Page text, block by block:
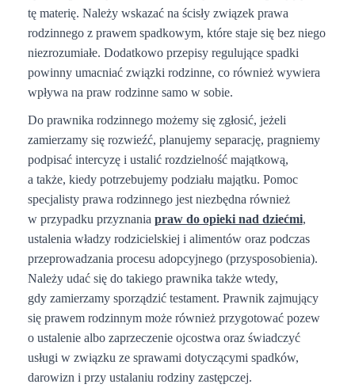
tę materię. Należy wskazać na ścisły związek prawa
rodzinnego z prawem spadkowym, które staje się bez niego
niezrozumiałe. Dodatkowo przepisy regulujące spadki
powinny umacniać związki rodzinne, co również wywiera
wpływa na praw rodzinne samo w sobie.
Do prawnika rodzinnego możemy się zgłosić, jeżeli
zamierzamy się rozwieźć, planujemy separację, pragniemy
podpisać intercyzę i ustalić rozdzielność majątkową,
a także, kiedy potrzebujemy podziału majątku. Pomoc
specjalisty prawa rodzinnego jest niezbędna również
w przypadku przyznania praw do opieki nad dziećmi,
ustalenia władzy rodzicielskiej i alimentów oraz podczas
przeprowadzania procesu adopcyjnego (przysposobienia).
Należy udać się do takiego prawnika także wtedy,
gdy zamierzamy sporządzić testament. Prawnik zajmujący
się prawem rodzinnym może również przygotować pozew
o ustalenie albo zaprzeczenie ojcostwa oraz świadczyć
usługi w związku ze sprawami dotyczącymi spadków,
darowizn i przy ustalaniu rodziny zastępczej.